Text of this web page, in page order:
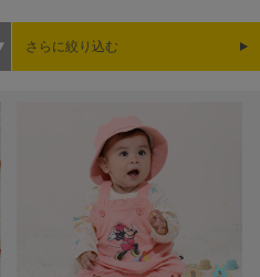
さらに絞り込む